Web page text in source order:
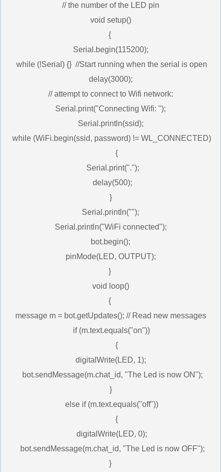
// the number of the LED pin
void setup()
{
Serial.begin(115200);
while (!Serial) {} //Start running when the serial is open
delay(3000);
// attempt to connect to Wifi network:
Serial.print("Connecting Wifi: ");
Serial.println(ssid);
while (WiFi.begin(ssid, password) != WL_CONNECTED)
{
Serial.print(".");
delay(500);
}
Serial.println("");
Serial.println("WiFi connected");
bot.begin();
pinMode(LED, OUTPUT);
}
void loop()
{
message m = bot.getUpdates(); // Read new messages
if (m.text.equals("on"))
{
digitalWrite(LED, 1);
bot.sendMessage(m.chat_id, "The Led is now ON");
}
else if (m.text.equals("off"))
{
digitalWrite(LED, 0);
bot.sendMessage(m.chat_id, "The Led is now OFF");
}